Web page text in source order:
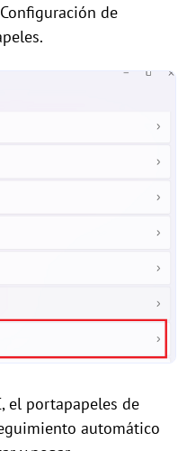
de
el portapapeles de
automático